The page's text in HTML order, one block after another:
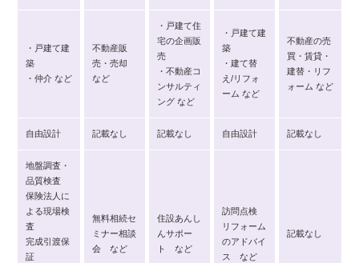
・戸建て建
築
・仲介 など
不動産販
売・売却
など
・戸建て住
宅の企画販
売
・不動産コ
ンサルティ
ング など
・戸建て建
築
・建て替
え/リフォ
ーム など
不動産の売
買・賃貸・
建替・リフ
ォーム など
自由設計 記載なし 記載なし 自由設計 記載なし
地盤調査・
品質検査
保険法人に
よる現場検
査
完成引渡保
証
無料相続セ
ミナー相談
会 など
住設あんし
んサポー
ト など
訪問点検
リフォーム
のアドバイ
ス など
記載なし